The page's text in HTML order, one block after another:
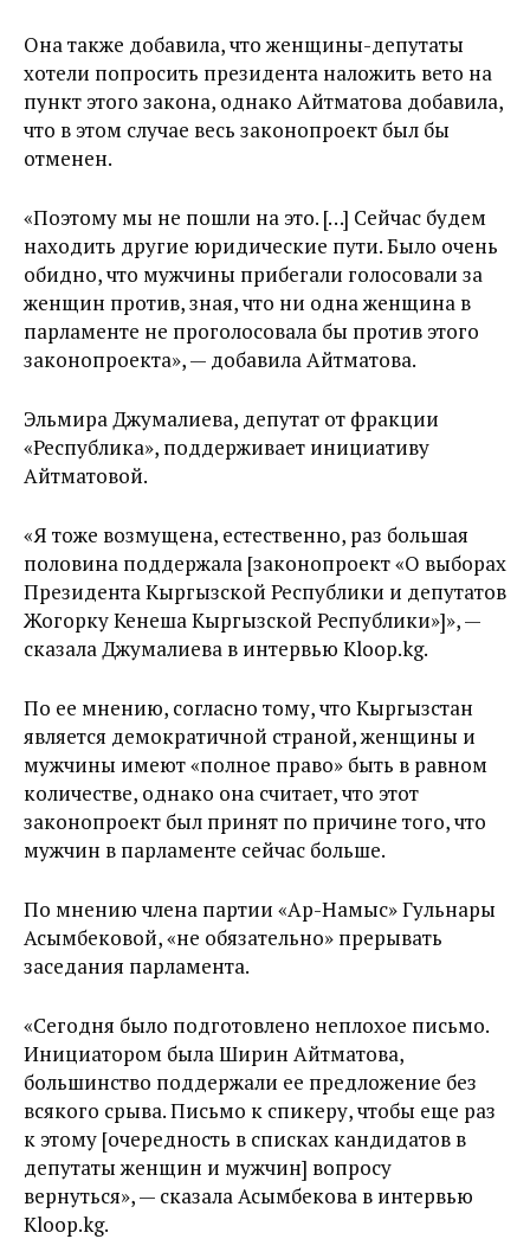
Она также добавила, что женщины-депутаты
хотели попросить президента наложить вето на
пункт этого закона, однако Айтматова добавила,
что в этом случае весь законопроект был бы
отменен.
«Поэтому мы не пошли на это. […] Сейчас будем
находить другие юридические пути. Было очень
обидно, что мужчины прибегали голосовали за
женщин против, зная, что ни одна женщина в
парламенте не проголосовала бы против этого
законопроекта», — добавила Айтматова.
Эльмира Джумалиева, депутат от фракции
«Республика», поддерживает инициативу
Айтматовой.
«Я тоже возмущена, естественно, раз большая
половина поддержала [законопроект «О выборах
Президента Кыргызской Республики и депутатов
Жогорку Кенеша Кыргызской Республики»]», —
сказала Джумалиева в интервью Kloop.kg.
По ее мнению, согласно тому, что Кыргызстан
является демократичной страной, женщины и
мужчины имеют «полное право» быть в равном
количестве, однако она считает, что этот
законопроект был принят по причине того, что
мужчин в парламенте сейчас больше.
По мнению члена партии «Ар-Намыс» Гульнары
Асымбековой, «не обязательно» прерывать
заседания парламента.
«Сегодня было подготовлено неплохое письмо.
Инициатором была Ширин Айтматова,
большинство поддержали ее предложение без
всякого срыва. Письмо к спикеру, чтобы еще раз
к этому [очередность в списках кандидатов в
депутаты женщин и мужчин] вопросу
вернуться», — сказала Асымбекова в интервью
Kloop.kg.